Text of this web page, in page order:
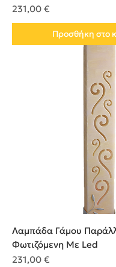
Τιμή
231,00 €
Προσθήκη στο
Λαμπάδα Γάμου
Φωτιζόμενη Με Led
Τιμή
231,00 €